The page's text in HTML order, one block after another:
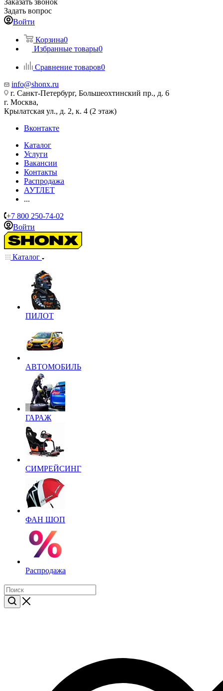
Заказать звонок
Задать вопрос
Войти
Корзина0
Избранные товары0
Сравнение товаров0
info@shonx.ru
г. Санкт-Петербург, Большеохтинский пр., д. 6
г. Москва,
Крылатская ул., д. 2, к. 4 (2 этаж)
Вконтакте
Каталог
Услуги
Вакансии
Контакты
Распродажа
АУТЛЕТ
...
+7 800 250-74-02
Войти
Каталог
ПИЛОТ
АВТОМОБИЛЬ
ГАРАЖ
СИМРЕЙСИНГ
ФАН ШОП
Распродажа